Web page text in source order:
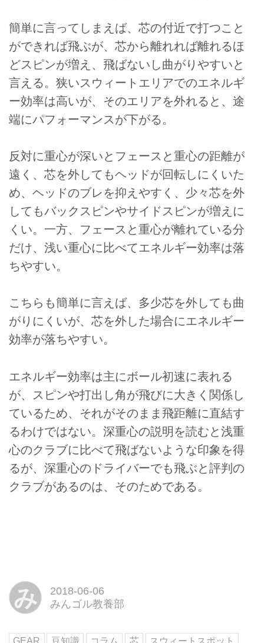
簡単に言ってしまえば、芯の付近で打つこと
ができれば飛ぶが、芯から離れれば離れるほ
どスピンが増え、飛ばないし曲がりやすいと
言える。狭いスウィートエリアでのエネルギ
ー効率は高いが、そのエリアを外れると、途
端にパフォーマンスが下がる。
反対に重心が深いとフェースと重心の距離が
遠く、芯を外してもヘッドが回転しにくいた
め、ヘッドのブレを抑えやすく、少々芯を外
してもバックスピンやサイドスピンが増えに
くい。一方、フェースと重心が離れている分
だけ、浅い重心に比べてエネルギー効率は落
ちやすい。
こちらも簡単に言えば、多少芯を外しても曲
がりにくいが、芯を外した場合にエネルギー
効率が落ちやすい。
エネルギー効率は主にボール初速に表れる
が、スピンや打出し角が飛びに大きく関係し
ているため、それがそのまま飛距離に直結す
るわけではない。深重心の説明を読むと浅重
心のクラブに比べて飛ばないような印象を得
るが、深重心のドライバーでも飛ぶと評判の
クラブがあるのは、そのためである。
み
2018-06-06
みんゴル教養部